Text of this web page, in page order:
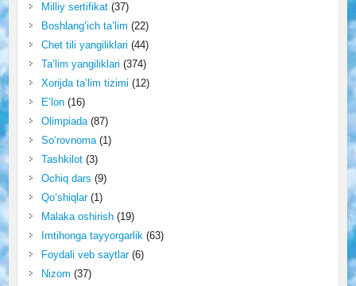
Milliy sertifikat(37)
Boshlang‘ich ta’lim (22)
Chet tili yangiliklari (44)
Ta’lim yangiliklari (374)
Xorijda ta’lim tizimi (12)
E’lon(16)
Olimpiada(87)
So‘rovnoma(1)
Tashkilot(3)
Ochiq dars (9)
Qo‘shiqlar(1)
Malaka oshirish(19)
Imtihonga tayyorgarlik(63)
Foydali veb saytlar(6)
Nizom (37)